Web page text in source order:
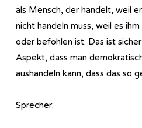
als Mensch, der handelt, weil
nicht handeln muss, weil es
oder befohlen ist. Das ist
Aspekt, dass man
aushandeln kann, dass das so
Sprecher: